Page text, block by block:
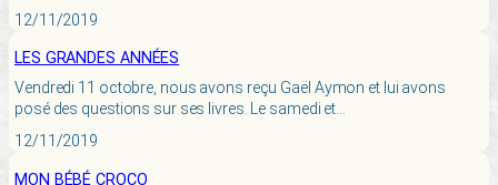
12/11/2019
LES GRANDES ANNÉES
Vendredi 11 octobre, nous avons reçu Gaël Aymon et lui avons
posé des questions sur ses livres. Le samedi et…
12/11/2019
MON BÉBÉ CROCO